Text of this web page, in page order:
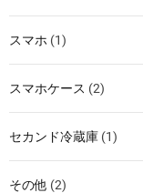
スマホ (1)
スマホケース (2)
セカンド冷蔵庫 (1)
その他 (2)